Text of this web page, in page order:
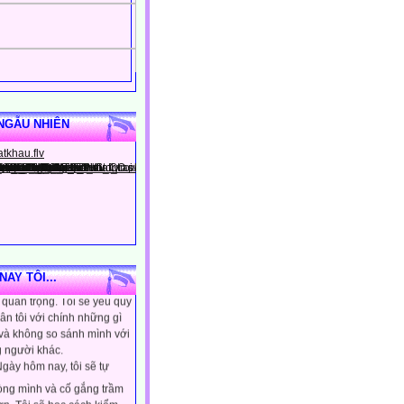
NHIÊN
TÔI...
là người đặc biệt, một
trọng. Tôi sẽ yêu quý
tôi với chính những gì
không so sánh mình với
người khác.
hôm nay, tôi sẽ tự
mình và cố gắng trầm
Tôi sẽ học cách kiểm